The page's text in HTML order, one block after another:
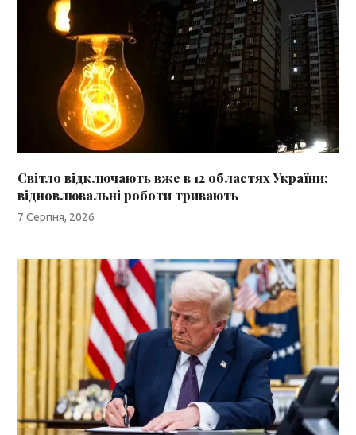
Світло відключають вже в 12 областях України:
відновлювальні роботи тривають
7 Серпня, 2026